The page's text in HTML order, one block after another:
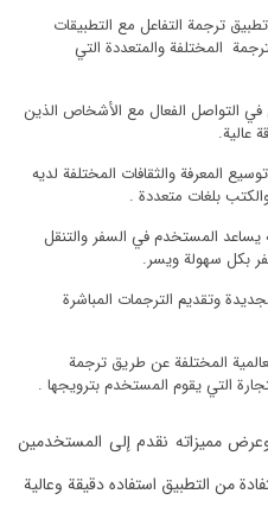
ترجمة التفاعل مع التطبيقات
المختلفة والمتعددة التي
التواصل الفعال مع الأشخاص الذين
عالية.
المعرفة والثقافات المختلفة لديه
بلغات متعددة .
المستخدم في السفر والتنقل
بكل سهولة ويسر.
وتقديم الترجمات المباشرة
المختلفة عن طريق ترجمة
التي يقوم المستخدم بترويجها .
مميزاته نقدم إلى المستخدمين
من التطبيق استفاده دقيقة وعالية